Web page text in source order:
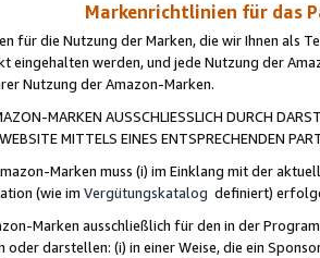
Markenrichtlinien für das
für die Nutzung der Marken, die wir Ihnen als
eingehalten werden, und jede Nutzung der
Nutzung der Amazon-Marken.
MARKEN AUSSCHLIESSLICH DURCH
MITTELS EINES ENTSPRECHENDEN
Marken muss (i) im Einklang mit der
(wie im Vergütungskatalog definiert)
Marken ausschließlich für den in der
darstellen: (i) in einer Weise, die ein